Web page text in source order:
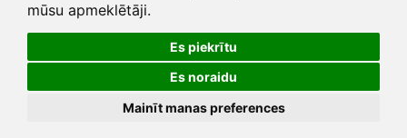
mūsu apmeklētāji.
Es piekrītu
Es noraidu
Mainīt manas preferences